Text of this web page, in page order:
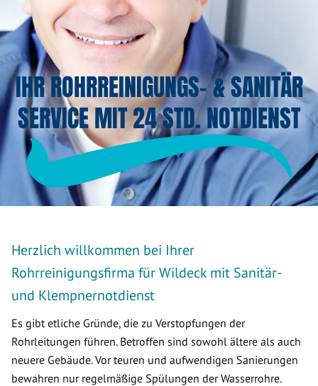
IHR ROHRREINIGUNGS- & SANITÄR
SERVICE MIT 24 STD. NOTDIENST
Herzlich willkommen bei Ihrer
Rohrreinigungsfirma für Wildeck mit Sanitär-
und Klempnernotdienst
Es gibt etliche Gründe, die zu Verstopfungen der
Rohrleitungen führen. Betroffen sind sowohl ältere als auch
neuere Gebäude. Vor teuren und aufwendigen Sanierungen
bewahren nur regelmäßige Spülungen der Wasserrohre.